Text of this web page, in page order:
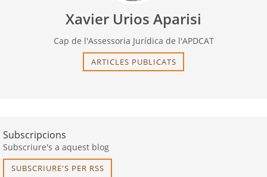
Xavier Urios Aparisi
Cap de l'Assessoria Jurídica de l'APDCAT
ARTICLES PUBLICATS
Subscripcions
Subscriure's a aquest blog
SUBSCRIURE'S PER RSS